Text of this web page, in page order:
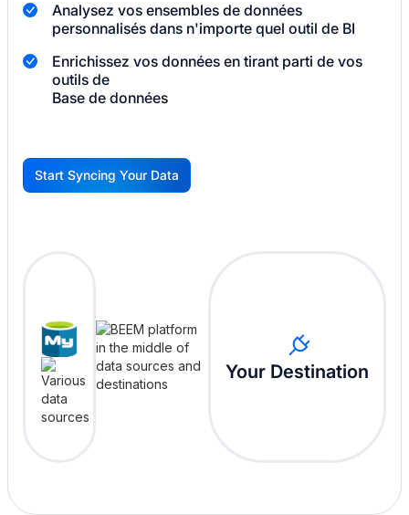
Analysez vos ensembles de données
personnalisés dans n'importe quel outil de BI
Enrichissez vos données en tirant parti de vos
outils de
Base de données
G
Start Syncing Your Data
Your Destination